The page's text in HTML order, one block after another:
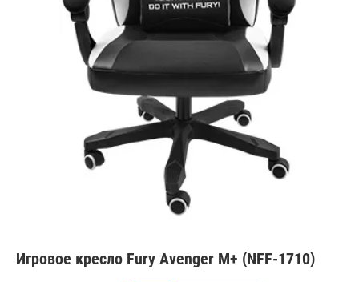
Игровое кресло Fury Avenger M+ (NFF-1710)